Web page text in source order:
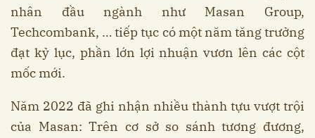
nhân đầu ngành như Masan Group,
Techcombank, … tiếp tục có một năm tăng trưởng
đạt kỷ lục, phần lớn lợi nhuận vươn lên các cột
mốc mới.
Năm 2022 đã ghi nhận nhiều thành tựu vượt trội
của Masan: Trên cơ sở so sánh tương đương,